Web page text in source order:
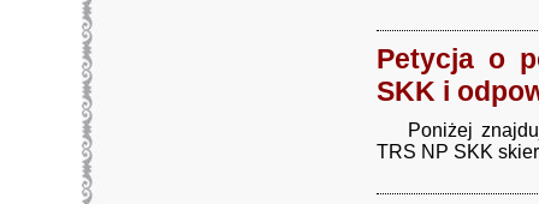
Petycja o
SKK i
Poniżej
TRS NP SKK